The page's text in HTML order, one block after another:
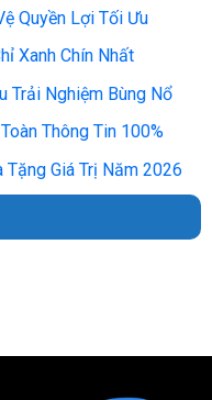
Quyền Lợi Tối Ưu
Xanh Chín Nhất
Trải Nghiệm Bùng Nổ
Thông Tin 100%
Tặng Giá Trị Năm 2026